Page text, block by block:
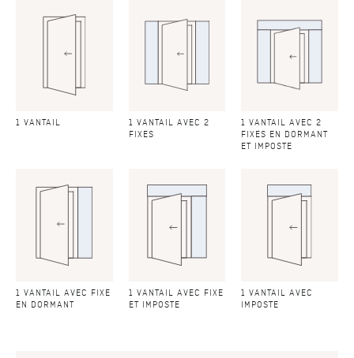
1 VANTAIL
1 VANTAIL AVEC 2
FIXES
1 VANTAIL AVEC 2
FIXES EN DORMANT
ET IMPOSTE
1 VANTAIL AVEC FIXE
EN DORMANT
1 VANTAIL AVEC FIXE
ET IMPOSTE
1 VANTAIL AVEC
IMPOSTE